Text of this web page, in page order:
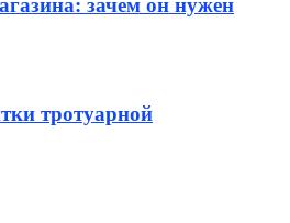
зачем он нужен
тротуарной